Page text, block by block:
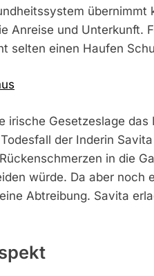
Anreise und Unterkunft.
selten einen Haufen
irische Gesetzeslage
der Inderin
in die
würde. Da aber noch
Abtreibung. Savita